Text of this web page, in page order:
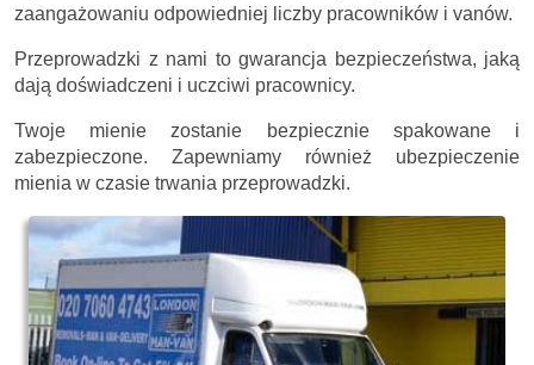
zaangażowaniu odpowiedniej liczby pracowników i vanów.
Przeprowadzki z nami to gwarancja bezpieczeństwa, jaką
dają doświadczeni i uczciwi pracownicy.
Twoje mienie zostanie bezpiecznie spakowane i
zabezpieczone. Zapewniamy również ubezpieczenie
mienia w czasie trwania przeprowadzki.